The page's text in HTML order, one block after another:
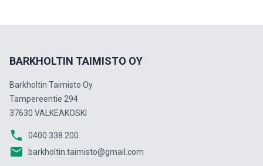
BARKHOLTIN TAIMISTO OY
Barkholtin Taimisto Oy
Tampereentie 294
37630 VALKEAKOSKI
phone 0400 338 200
email barkholtin.taimisto@gmail.com